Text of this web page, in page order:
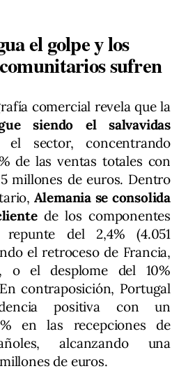
el golpe y los
sufren
comercial revela que la
siendo el salvavidas
sector, concentrando
de las ventas totales con
millones de euros. Dentro
Alemania se consolida
de los componentes
del 2,4% (4.051
el retroceso de Francia,
o el desplome del 10%
contraposición, Portugal
positiva con un
en las recepciones de
alcanzando una
de euros.